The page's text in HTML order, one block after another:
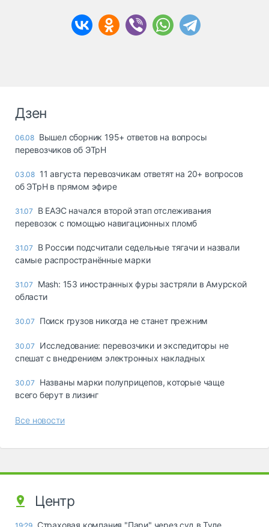
Дзен
06.08 Вышел сборник 195+ ответов на вопросы
перевозчиков об ЭТрН
03.08 11 августа перевозчикам ответят на 20+ вопросов
об ЭТрН в прямом эфире
31.07
В ЕАЭС начался второй этап отслеживания
перевозок с помощью навигационных пломб
31.07
В России подсчитали седельные тягачи и назвали
самые распространённые марки
31.07
Mash: 153 иностранных фуры застряли в Амурской
области
30.07 Поиск грузов никогда не станет прежним
30.07
Исследование: перевозчики и экспедиторы не
спешат с внедрением электронных накладных
30.07
Названы марки полуприцепов, которые чаще
всего берут в лизинг
Все новости
Центр
Страховая компания "Пари" через суд в Туле